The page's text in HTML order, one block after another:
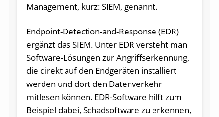
Management, kurz: SIEM, genannt.
Endpoint-Detection-and-Response (EDR)
ergänzt das SIEM. Unter EDR versteht man
Software-Lösungen zur Angriffserkennung,
die direkt auf den Endgeräten installiert
werden und dort den Datenverkehr
mitlesen können. EDR-Software hilft zum
Beispiel dabei, Schadsoftware zu erkennen,